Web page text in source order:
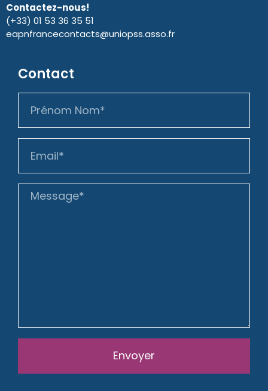
Contactez-nous!
(+33) 01 53 36 35 51
eapnfrancecontacts@uniopss.asso.fr
Contact
Envoyer